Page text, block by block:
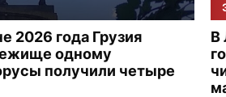
2026 года Грузия
одному
получили четыре
В